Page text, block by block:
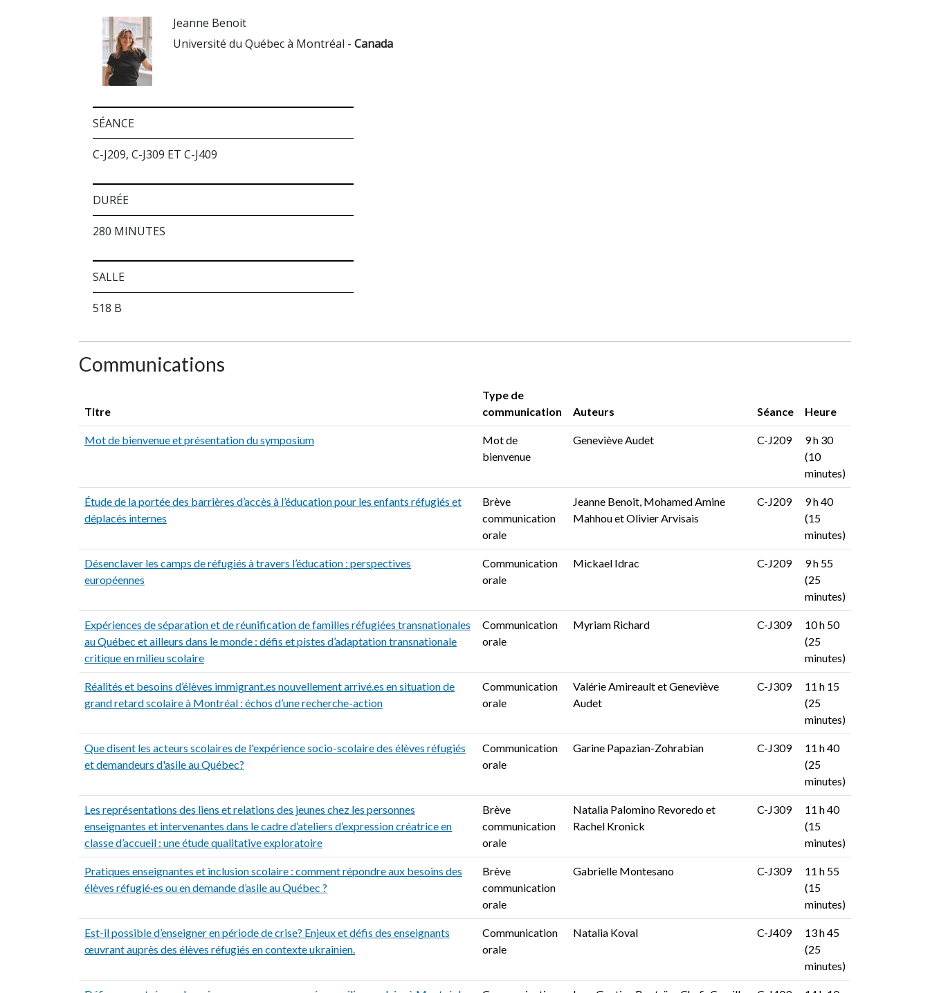
Jeanne Benoit
Université du Québec à Montréal - Canada
SÉANCE
C-J209, C-J309 ET C-J409
DURÉE
280 MINUTES
SALLE
518 B
Communications
Titre
Type de
communication
Auteurs Séance Heure
Mot de bienvenue et présentation du symposium
Mot de
bienvenue
Geneviève Audet C-J209
9 h 30
(10
minutes)
Étude de la portée des barrières d’accès à l’éducation pour les enfants réfugiés et
déplacés internes
Brève
communication
orale
Jeanne Benoit, Mohamed Amine
Mahhou et Olivier Arvisais
C-J209
9 h 40
(15
minutes)
Désenclaver les camps de réfugiés à travers l’éducation : perspectives
européennes
Communication
orale
Mickael Idrac C-J209
9 h 55
(25
minutes)
Expériences de séparation et de réunification de familles réfugiées transnationales
au Québec et ailleurs dans le monde : défis et pistes d’adaptation transnationale
critique en milieu scolaire
Communication
orale
Myriam Richard C-J309
10 h 50
(25
minutes)
Réalités et besoins d’élèves immigrant.es nouvellement arrivé.es en situation de
grand retard scolaire à Montréal : échos d’une recherche-action
Communication
orale
Valérie Amireault et Geneviève
Audet
C-J309
11 h 15
(25
minutes)
Que disent les acteurs scolaires de l'expérience socio-scolaire des élèves réfugiés
et demandeurs d'asile au Québec?
Communication
orale
Garine Papazian-Zohrabian C-J309
11 h 40
(25
minutes)
Les représentations des liens et relations des jeunes chez les personnes
enseignantes et intervenantes dans le cadre d’ateliers d’expression créatrice en
classe d’accueil : une étude qualitative exploratoire
Brève
communication
orale
Natalia Palomino Revoredo et
Rachel Kronick
C-J309
11 h 40
(15
minutes)
Pratiques enseignantes et inclusion scolaire : comment répondre aux besoins des
élèves réfugié·es ou en demande d’asile au Québec ?
Brève
communication
orale
Gabrielle Montesano C-J309
11 h 55
(15
minutes)
Est-il possible d’enseigner en période de crise? Enjeux et défis des enseignants
œuvrant auprès des élèves réfugiés en contexte ukrainien.
Communication
orale
Natalia Koval C-J409
13 h 45
(25
minutes)